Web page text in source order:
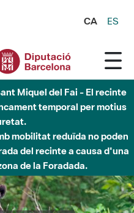
CA ES
Miquel del Fai - El recinte
temporal per motius
mobilitat reduïda no poden
del recinte a causa d'una
de la Foradada.